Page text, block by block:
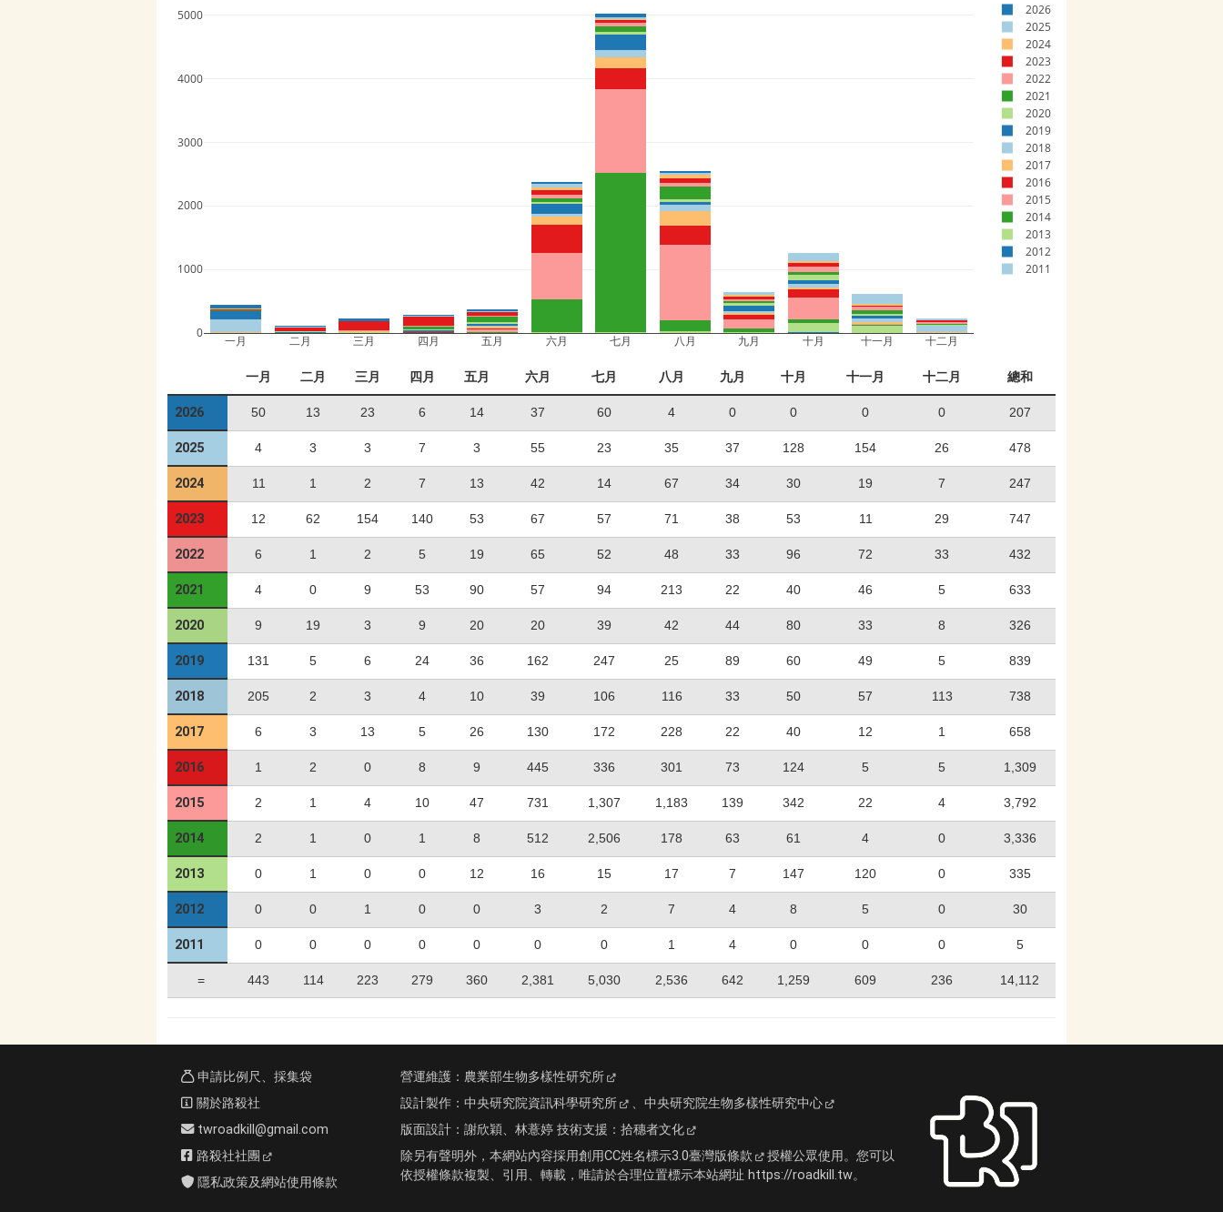
一月 二月 三月 四月 五月 六月 七月 八月 九月 十月 十一月 十二月
0
1000
2000
3000
4000
5000
2026
2025
2024
2023
2022
2021
2020
2019
2018
2017
2016
2015
2014
2013
2012
2011
一月 二月 三月 四月 五月 六月 七月 八月 九月 十月 十一月 十二月 總和
2026 50 13 23 6 14 37 60 4 0 0 0 0 207
2025 4 3 3 7 3 55 23 35 37 128 154 26 478
2024 11 1 2 7 13 42 14 67 34 30 19 7 247
2023 12 62 154 140 53 67 57 71 38 53 11 29 747
2022 6 1 2 5 19 65 52 48 33 96 72 33 432
2021 4 0 9 53 90 57 94 213 22 40 46 5 633
2020 9 19 3 9 20 20 39 42 44 80 33 8 326
2019 131 5 6 24 36 162 247 25 89 60 49 5 839
2018 205 2 3 4 10 39 106 116 33 50 57 113 738
2017 6 3 13 5 26 130 172 228 22 40 12 1 658
2016 1 2 0 8 9 445 336 301 73 124 5 5 1,309
2015 2 1 4 10 47 731 1,307 1,183 139 342 22 4 3,792
2014 2 1 0 1 8 512 2,506 178 63 61 4 0 3,336
2013 0 1 0 0 12 16 15 17 7 147 120 0 335
2012 0 0 1 0 0 3 2 7 4 8 5 0 30
2011 0 0 0 0 0 0 0 1 4 0 0 0 5
= 443 114 223 279 360 2,381 5,030 2,536 642 1,259 609 236 14,112
申請比例尺、採集袋
關於路殺社
twroadkill@gmail.com
路殺社社團
隱私政策及網站使用條款
營運維護： 農業部生物多樣性研究所
設計製作： 中央研究院資訊科學研究所 、 中央研究院生物多樣性研究中心
版面設計： 謝欣穎、林薏婷 技術支援： 拾穗者文化
除另有聲明外，本網站內容採用創用CC姓名標示3.0臺灣版條款
授權公眾使用。您可以
依授權條款複製、引用、轉載，唯請於合理位置標示本站網址 https://roadkill.tw。